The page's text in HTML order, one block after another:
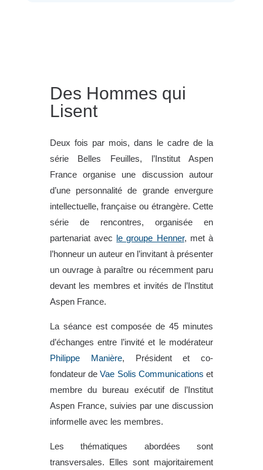
Des Hommes qui
Lisent
Deux fois par mois, dans le cadre de la
série Belles Feuilles, l’Institut Aspen
France organise une discussion autour
d’une personnalité de grande envergure
intellectuelle, française ou étrangère. Cette
série de rencontres, organisée en
partenariat avec le groupe Henner, met à
l’honneur un auteur en l’invitant à présenter
un ouvrage à paraître ou récemment paru
devant les membres et invités de l’Institut
Aspen France.
La séance est composée de 45 minutes
d’échanges entre l’invité et le modérateur
Philippe Manière, Président et co-
fondateur deVae Solis Communications et
membre du bureau exécutif de l’Institut
Aspen France, suivies par une discussion
informelle avec les membres.
Les thématiques abordées sont
transversales. Elles sont majoritairement